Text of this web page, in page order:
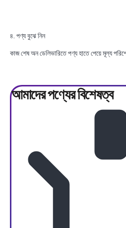
৪. পণ্য বুঝে নিন
কাজ শেষ অন ডেলিভারিতে পণ্য হাতে পেয়ে মূল্য
আমাদের পণ্যেরবিশেষত্ব